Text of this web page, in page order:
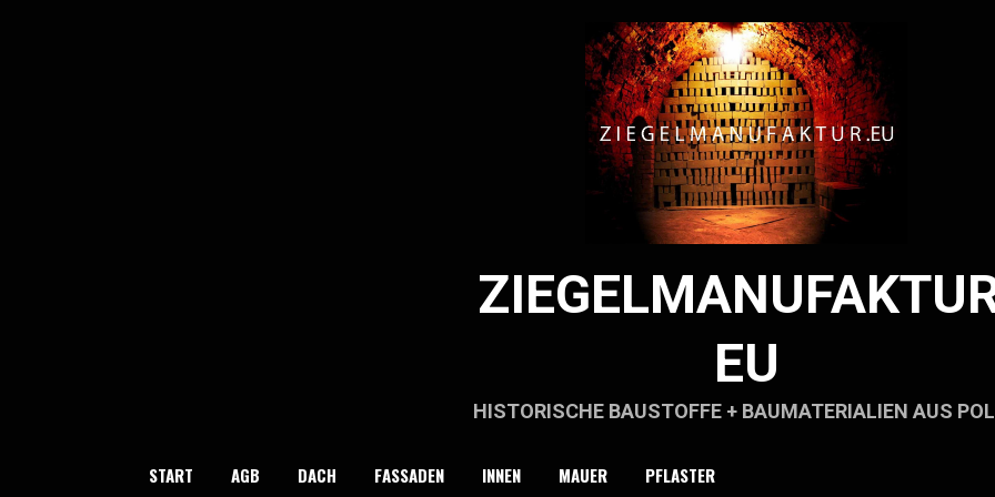
EU
HISTORISCHE BAUSTOFFE + BAUMATERIALIEN AUS
START AGB DACH FASSADEN INNEN MAUER PFLASTER